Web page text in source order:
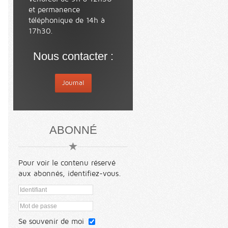
et permanence
téléphonique de 14h à
17h30.
Nous contacter :
Journal
ABONNÉ
Pour voir le contenu réservé
aux abonnés, identifiez-vous.
Se souvenir de moi